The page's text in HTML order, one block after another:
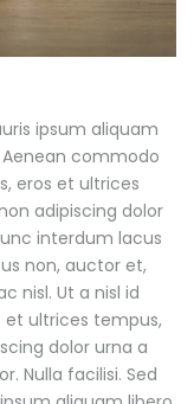
ipsum aliquam
commodo
eros et ultrices
adipiscing dolor
interdum lacus
non, auctor et,
nisl. Ut a nisl id
et ultrices tempus,
dolor urna a
Nulla facilisi. Sed